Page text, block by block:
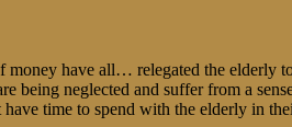
have all… relegated the elderly
being neglected and suffer from a
time to spend with the elderly in